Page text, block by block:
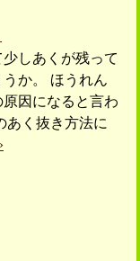
しあくが残って
か。 ほうれん
因になると言わ
あく抜き方法に